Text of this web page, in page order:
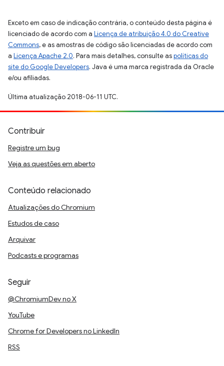
Exceto em caso de indicação contrária, o conteúdo desta página é
licenciado de acordo com a Licença de atribuição 4.0 do Creative
Commons, e as amostras de código são licenciadas de acordo com
a Licença Apache 2.0. Para mais detalhes, consulte aspolíticas do
site do Google Developers. Java é uma marca registrada da Oracle
e/ou afiliadas.
Última atualização 2018-06-11 UTC.
Contribuir
Registre um bug
Veja as questões em aberto
Conteúdo relacionado
Atualizações do Chromium
Estudos de caso
Arquivar
Podcasts e programas
Seguir
@ChromiumDev no X
YouTube
Chrome for Developers no LinkedIn
RSS